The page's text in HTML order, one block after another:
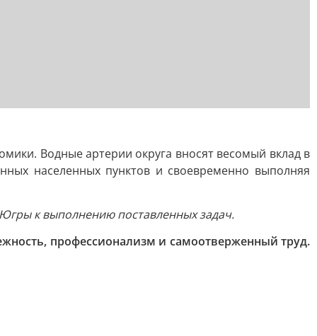
Водные артерии округа вносят весомый вклад в
населенных пунктов и своевременно выполняя
к выполнению поставленных задач.
профессионализм и самоотверженный труд.